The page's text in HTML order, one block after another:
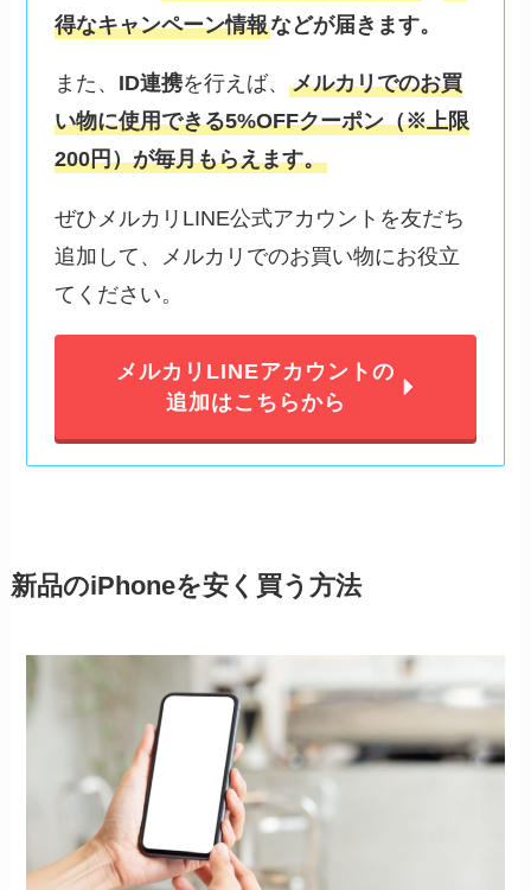
得なキャンペーン情報などが届きます。
また、 ID連携を行えば、 メルカリでのお買
い物に使用できる5%OFFクーポン（※上限
200円）が毎月もらえます。
ぜひメルカリLINE公式アカウントを友だち
追加して、メルカリでのお買い物にお役立
てください。
メルカリLINEアカウントの
追加はこちらから
新品のiPhoneを安く買う方法